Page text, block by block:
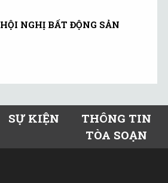
HỘI NGHỊ BẤT ĐỘNG SẢN
SỰ KIỆN
THÔNG TIN
TÒA SOẠN